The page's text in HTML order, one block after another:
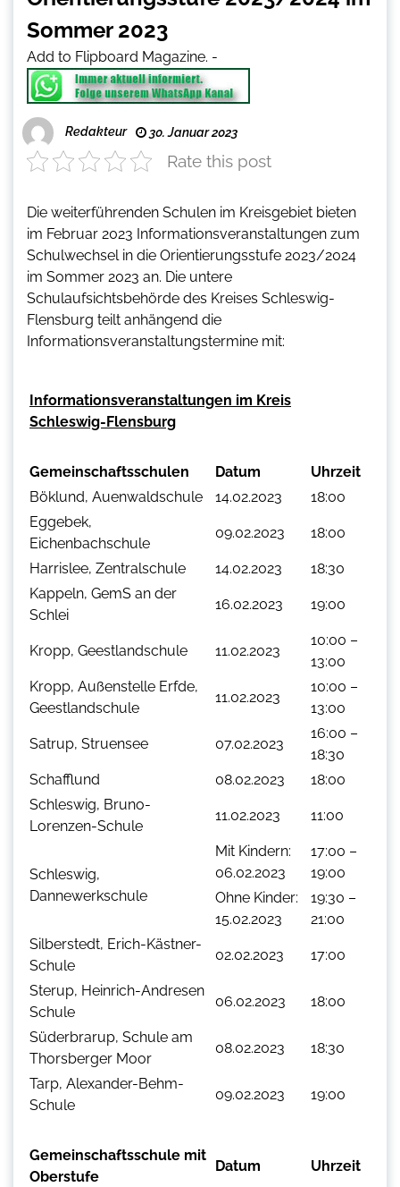
Sommer 2023
Add to Flipboard Magazine. -
Redakteur 30. Januar 2023
Rate this post
Die weiterführenden Schulen im Kreisgebiet bieten
im Februar 2023 Informationsveranstaltungen zum
Schulwechsel in die Orientierungsstufe 2023/2024
im Sommer 2023 an. Die untere
Schulaufsichtsbehörde des Kreises Schleswig-
Flensburg teilt anhängend die
Informationsveranstaltungstermine mit:
Informationsveranstaltungen im Kreis
Schleswig-Flensburg
Gemeinschaftsschulen Datum
Uhrzeit
Böklund, Auenwaldschule
14.02.2023
18:00
Eggebek,
Eichenbachschule
09.02.2023 18:00
Harrislee, Zentralschule 14.02.2023
18:30
Kappeln, GemS an der
Schlei
16.02.2023 19:00
Kropp, Geestlandschule 11.02.2023
10:00 –
13:00
Kropp, Außenstelle Erfde,
Geestlandschule
11.02.2023
10:00 –
13:00
Satrup, Struensee 07.02.2023
16:00 –
18:30
Schafflund
08.02.2023
18:00
Schleswig, Bruno-
Lorenzen-Schule
11.02.2023 11:00
Schleswig,
Dannewerkschule
Mit Kindern:
06.02.2023
17:00 –
19:00
Ohne Kinder:
15.02.2023
19:30 –
21:00
Silberstedt, Erich-Kästner-
Schule
02.02.2023 17:00
Sterup, Heinrich-Andresen
Schule
06.02.2023 18:00
Süderbrarup, Schule am
Thorsberger Moor
08.02.2023 18:30
Tarp, Alexander-Behm-
Schule
09.02.2023 19:00
Gemeinschaftsschule mit
Oberstufe
Datum Uhrzeit